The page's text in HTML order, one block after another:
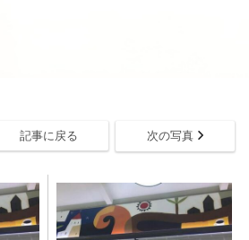
記事に戻る 次の写真